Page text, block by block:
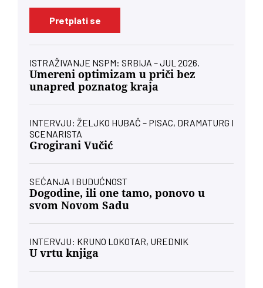
Pretplati se
ISTRAŽIVANJE NSPM: SRBIJA – JUL 2026.
Umereni optimizam u priči bez
unapred poznatog kraja
INTERVJU: ŽELJKO HUBAČ – PISAC, DRAMATURG I
SCENARISTA
Grogirani Vučić
SEĆANJA I BUDUĆNOST
Dogodine, ili one tamo, ponovo u
svom Novom Sadu
INTERVJU: KRUNO LOKOTAR, UREDNIK
U vrtu knjiga